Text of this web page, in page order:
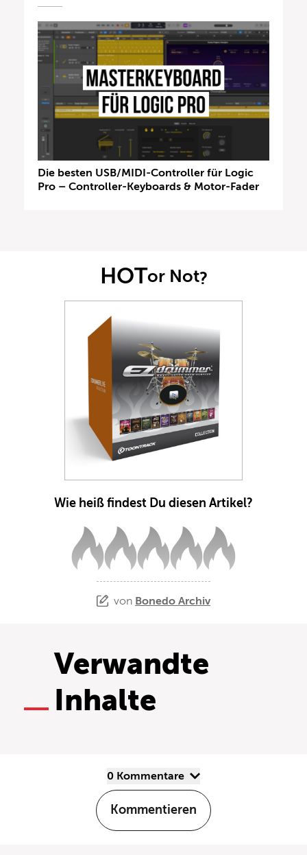
Die besten USB/MIDI-Controller für Logic
Pro – Controller-Keyboards & Motor-Fader
HOTor Not?
Wie heiß findest Du diesen Artikel?
von Bonedo Archiv
Verwandte
Inhalte
0 Kommentare
Kommentieren